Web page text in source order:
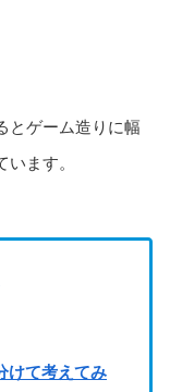
とゲーム造りに幅
ます。
けて考えてみ